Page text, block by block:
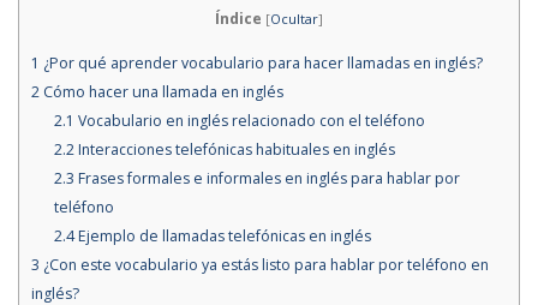
Índice [Ocultar]
1 ¿Por qué aprender vocabulario para hacer llamadas en inglés?
2 Cómo hacer una llamada en inglés
2.1 Vocabulario en inglés relacionado con el teléfono
2.2Interacciones telefónicas habituales en inglés
2.3 Frases formales e informales en inglés para hablar por
teléfono
2.4Ejemplo de llamadas telefónicas en inglés
3 ¿Con este vocabulario ya estás listo para hablar por teléfono en
inglés?